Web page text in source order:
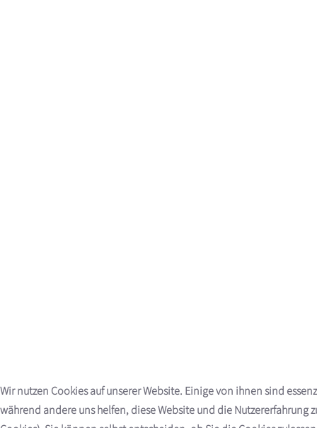
Wir nutzen Cookies auf unserer Website. Einige von ihnen sind
während andere uns helfen, diese Website und die Nutzererfahrung